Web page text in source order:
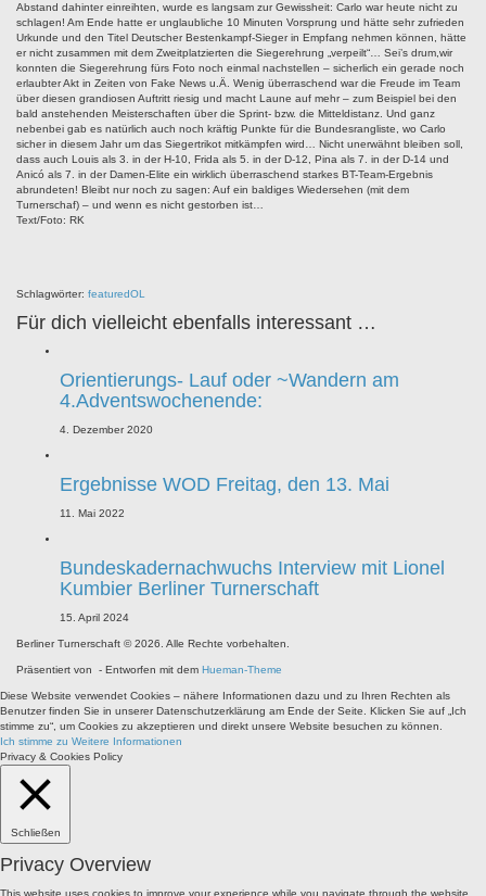
Abstand dahinter einreihten, wurde es langsam zur Gewissheit: Carlo war heute nicht zu
schlagen! Am Ende hatte er unglaubliche 10 Minuten Vorsprung und hätte sehr zufrieden
Urkunde und den Titel Deutscher Bestenkampf-Sieger in Empfang nehmen können, hätte
er nicht zusammen mit dem Zweitplatzierten die Siegerehrung „verpeilt“… Sei’s drum,wir
konnten die Siegerehrung fürs Foto noch einmal nachstellen – sicherlich ein gerade noch
erlaubter Akt in Zeiten von Fake News u.Ä. Wenig überraschend war die Freude im Team
über diesen grandiosen Auftritt riesig und macht Laune auf mehr – zum Beispiel bei den
bald anstehenden Meisterschaften über die Sprint- bzw. die Mitteldistanz. Und ganz
nebenbei gab es natürlich auch noch kräftig Punkte für die Bundesrangliste, wo Carlo
sicher in diesem Jahr um das Siegertrikot mitkämpfen wird… Nicht unerwähnt bleiben soll,
dass auch Louis als 3. in der H-10, Frida als 5. in der D-12, Pina als 7. in der D-14 und
Anicó als 7. in der Damen-Elite ein wirklich überraschend starkes BT-Team-Ergebnis
abrundeten! Bleibt nur noch zu sagen: Auf ein baldiges Wiedersehen (mit dem
Turnerschaf) – und wenn es nicht gestorben ist…
Text/Foto: RK
Schlagwörter: featuredOL
Für dich vielleicht ebenfalls interessant …
Orientierungs- Lauf oder ~Wandern am
4.Adventswochenende:
4. Dezember 2020
Ergebnisse WOD Freitag, den 13. Mai
11. Mai 2022
Bundeskadernachwuchs Interview mit Lionel
Kumbier Berliner Turnerschaft
15. April 2024
Berliner Turnerschaft © 2026. Alle Rechte vorbehalten.
Präsentiert von - Entworfen mit dem Hueman-Theme
Diese Website verwendet Cookies – nähere Informationen dazu und zu Ihren Rechten als
Benutzer finden Sie in unserer Datenschutzerklärung am Ende der Seite. Klicken Sie auf „Ich
stimme zu“, um Cookies zu akzeptieren und direkt unsere Website besuchen zu können.
Ich stimme zu Weitere Informationen
Privacy & Cookies Policy
Schließen
Privacy Overview
This website uses cookies to improve your experience while you navigate through the website.